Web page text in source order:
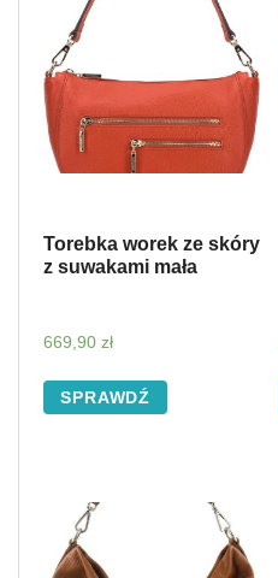
Torebka worek ze skóry
z suwakami mała
669,90 zł
SPRAWDŹ